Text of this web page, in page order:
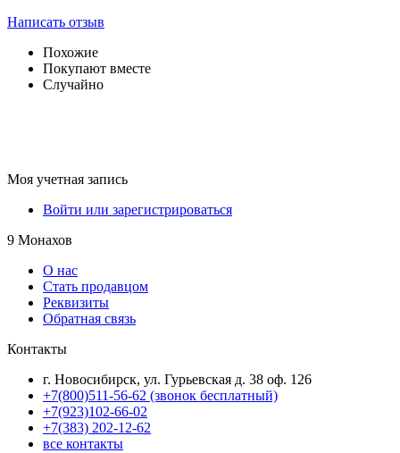
Написать отзыв
Похожие
Покупают вместе
Случайно
Моя учетная запись
Войти или зарегистрироваться
9 Монахов
О нас
Стать продавцом
Реквизиты
Обратная связь
Контакты
г. Новосибирск, ул. Гурьевская д. 38 оф. 126
+7(800)511-56-62 (звонок бесплатный)
+7(923)102-66-02
+7(383) 202-12-62
все контакты